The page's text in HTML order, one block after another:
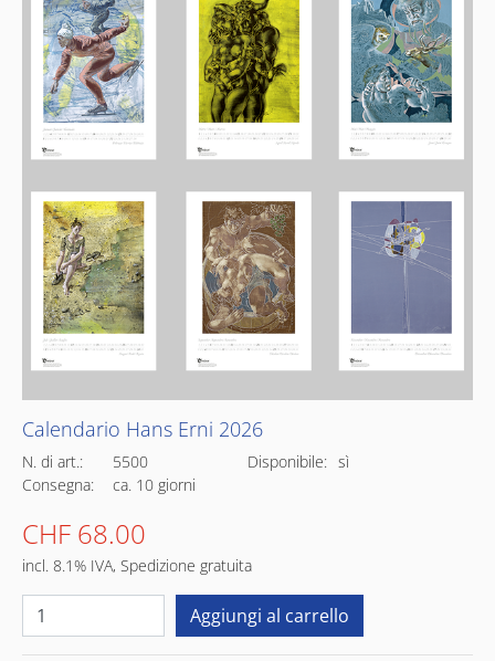
Calendario Hans Erni 2026
N. di art.: 5500 Disponibile: sì
Consegna:
ca. 10 giorni
CHF 68.00
incl. 8.1% IVA, Spedizione gratuita